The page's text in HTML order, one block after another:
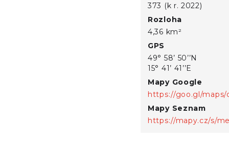
373 (k r. 2022)
Rozloha
4,36 km²
GPS
49° 58’ 50’’N
15° 41’ 41’’E
Mapy Google
Mapy Seznam